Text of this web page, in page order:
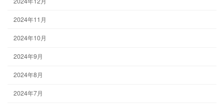
2024年11月
2024年10月
2024年9月
2024年8月
2024年7月